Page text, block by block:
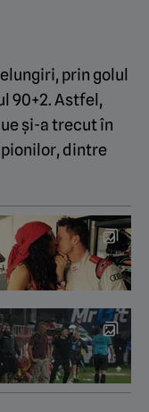
prin golul
90+2. Astfel,
şi-a trecut în
dintre